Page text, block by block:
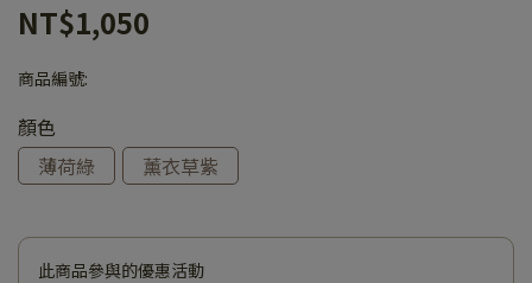
NT$1,050
商品編號:
顏色
薄荷綠
薰衣草紫
此商品參與的優惠活動